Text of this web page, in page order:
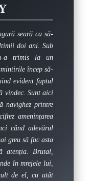
seară ca să-
doi ani. Sub
a trimis la un
încep să-
evident faptul
vindec. Sunt aici
navighez printre
amenințarea
când adevărul
greu să fac asta
atenția. Brutal,
în mrejele lui,
de el, cu atât